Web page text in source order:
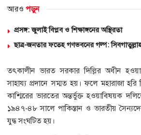
আরও পড়ুন
প্রসঙ্গ: জুলাই বিপ্লব ও শিক্ষাঙ্গনের অস্থিরতা
ছাত্র-জনতার ফতেহ গণভবনের গল্প:
তৎকালীন ভারত সরকার দিল্লির অধীন
সাহায্য প্রদানে সম্মত হয়। ফলে মহারাজা
কাশ্মিরের ভারতের অন্তর্ভুক্ত হওয়াবিষয়ক
১৯৪৭-৪৮ সালে পাকিস্তান ও ভারতীয়
যুদ্ধ সংঘটিত হয়।